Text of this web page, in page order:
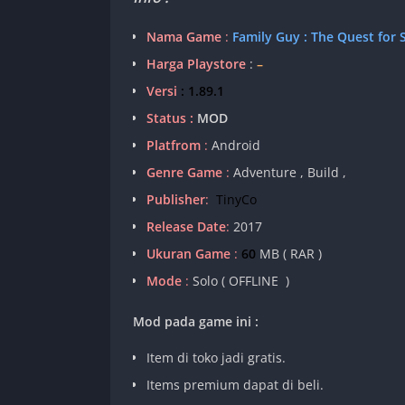
Nama Game : Family Guy : The Quest for
Harga Playstore : –
Versi : 1.89.1
Status : MOD
Platfrom : Android
Genre Game : Adventure , Build ,
Publisher: TinyCo
Release Date: 2017
Ukuran Game : 60 MB ( RAR )
Mode : Solo ( OFFLINE )
Mod pada game ini :
Item di toko jadi gratis.
Items premium dapat di beli.